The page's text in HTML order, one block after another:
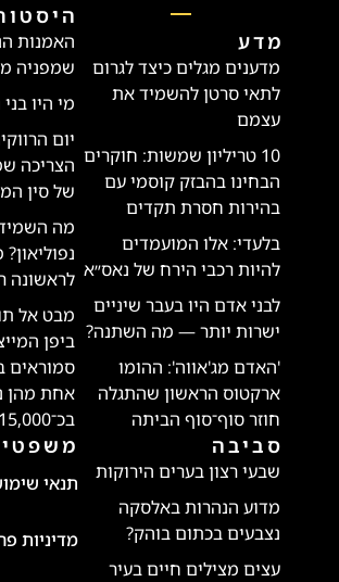
מדע
מדענים מגלים כיצד לגרום
לתאי סרטן להשמיד את
עצמם
10 טריליון שמשות: חוקרים
הבחינו בהבזק קוסמי עם
בהירות חסרת תקדים
בלעדי: אלו המועמדים
להיות רכבי הירח של נאס״א
לבני אדם היו בעבר שיניים
ישרות יותר — מה השתנה?
'האדם מג'אווה': ההומו
ארקטוס הראשון שהתגלה
חוזר סוף־סוף הביתה
האמנות
שמפניה
מי היו
יום
הצריכה
של סין
מה
לראשונה
מבט אל
ביפן
סמוראים
אחת מהן
בכ־15,000 דולרים
סביבה
שבעי רצון בערים הירוקות
מדוע הנהרות באלסקה
נצבעים בכתום בוהק?
עצים מצילים חיים בעיר
משפטי
תנאי
מדיניות